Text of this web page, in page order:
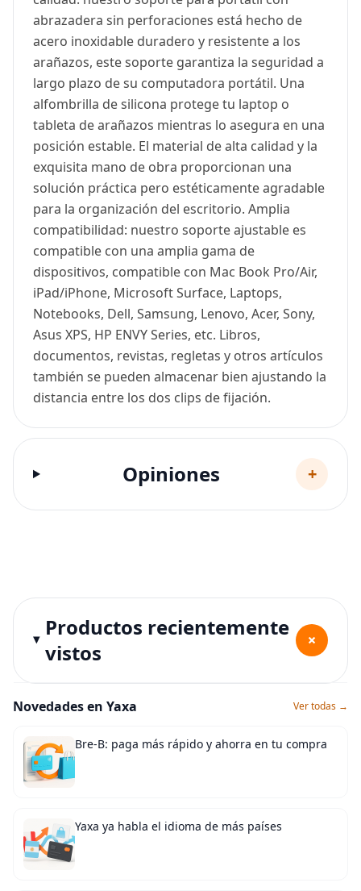
abrazadera sin perforaciones está hecho de
acero inoxidable duradero y resistente a los
arañazos, este soporte garantiza la seguridad a
largo plazo de su computadora portátil. Una
alfombrilla de silicona protege tu laptop o
tableta de arañazos mientras lo asegura en una
posición estable. El material de alta calidad y la
exquisita mano de obra proporcionan una
solución práctica pero estéticamente agradable
para la organización del escritorio. Amplia
compatibilidad: nuestro soporte ajustable es
compatible con una amplia gama de
dispositivos, compatible con Mac Book Pro/Air,
iPad/iPhone, Microsoft Surface, Laptops,
Notebooks, Dell, Samsung, Lenovo, Acer, Sony,
Asus XPS, HP ENVY Series, etc. Libros,
documentos, revistas, regletas y otros artículos
también se pueden almacenar bien ajustando la
distancia entre los dos clips de fijación.
Opiniones +
Productos recientemente
vistos
+
Novedades en Yaxa Ver todas →
Bre-B: paga más rápido y ahorra en tu compra
Yaxa ya habla el idioma de más países